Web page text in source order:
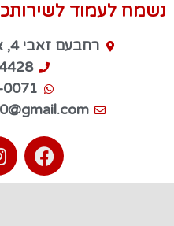
נשמח לעמוד
רחבעם זאבי 4, אשקלון (ברנע סנטר)